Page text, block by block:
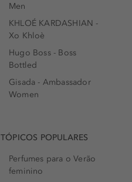
Men
KHLOÉ KARDASHIAN -
Xo Khloè
Hugo Boss - Boss
Bottled
Gisada - Ambassador
Women
TÓPICOS POPULARES
Perfumes para o Verão
feminino